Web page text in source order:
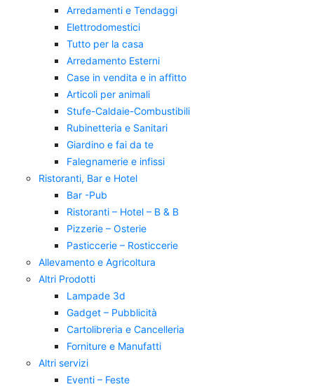
Arredamenti e Tendaggi
Elettrodomestici
Tutto per la casa
Arredamento Esterni
Case in vendita e in affitto
Articoli per animali
Stufe-Caldaie-Combustibili
Rubinetteria e Sanitari
Giardino e fai da te
Falegnamerie e infissi
Ristoranti, Bar e Hotel
Bar -Pub
Ristoranti – Hotel – B & B
Pizzerie – Osterie
Pasticcerie – Rosticcerie
Allevamento e Agricoltura
Altri Prodotti
Lampade 3d
Gadget – Pubblicità
Cartolibreria e Cancelleria
Forniture e Manufatti
Altri servizi
Eventi – Feste